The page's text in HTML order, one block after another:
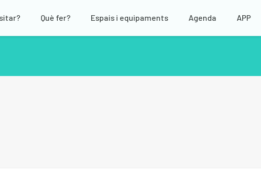
Què fer? Espais i equipaments Agenda APP